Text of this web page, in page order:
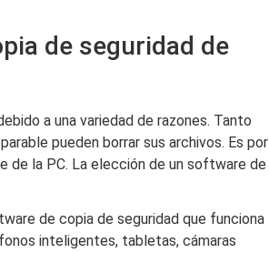
de seguridad de
a una variedad de razones. Tanto
pueden borrar sus archivos. Es por
de la PC. La elección de un software de
de copia de seguridad que funciona
inteligentes, tabletas, cámaras